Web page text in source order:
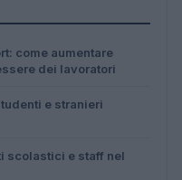
come aumentare
dei lavoratori
e stranieri
scolastici e staff nel